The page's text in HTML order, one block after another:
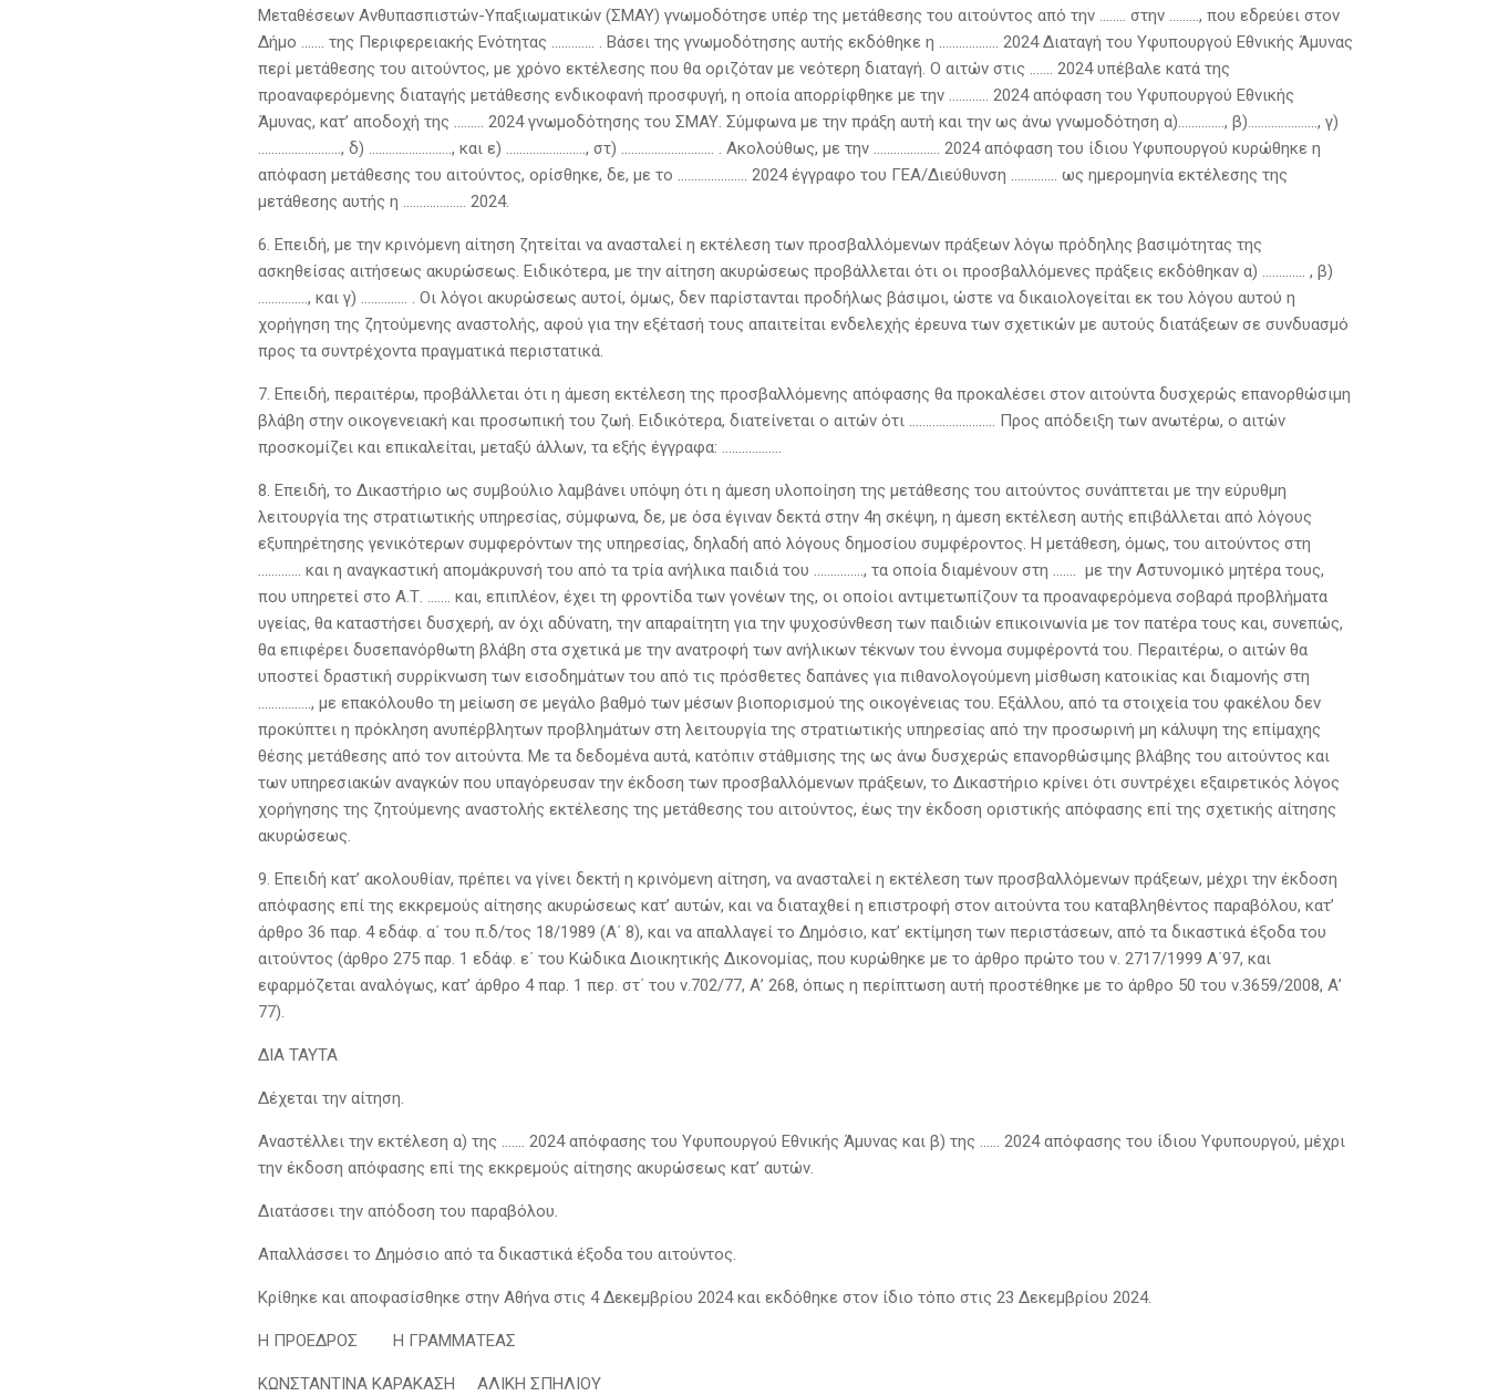
Μεταθέσεων Ανθυπασπιστών-Υπαξιωματικών (ΣΜΑΥ) γνωμοδότησε υπέρ της μετάθεσης του αιτούντος από την …….. στην ………, που εδρεύει στον
Δήμο ……. της Περιφερειακής Ενότητας …………. . Βάσει της γνωμοδότησης αυτής εκδόθηκε η ……………… 2024 Διαταγή του Υφυπουργού Εθνικής Άμυνας
περί μετάθεσης του αιτούντος, με χρόνο εκτέλεσης που θα οριζόταν με νεότερη διαταγή. Ο αιτών στις ……. 2024 υπέβαλε κατά της
προαναφερόμενης διαταγής μετάθεσης ενδικοφανή προσφυγή, η οποία απορρίφθηκε με την ………… 2024 απόφαση του Υφυπουργού Εθνικής
Άμυνας, κατ’ αποδοχή της ……… 2024 γνωμοδότησης του ΣΜΑΥ. Σύμφωνα με την πράξη αυτή και την ως άνω γνωμοδότηση α)………….., β)…………………, γ)
……………………., δ) ……………………., και ε) ……………………, στ) ………………………. . Ακολούθως, με την ……………….. 2024 απόφαση του ίδιου Υφυπουργού κυρώθηκε η
απόφαση μετάθεσης του αιτούντος, ορίσθηκε, δε, με το ………………… 2024 έγγραφο του ΓΕΑ/Διεύθυνση ………….. ως ημερομηνία εκτέλεσης της
μετάθεσης αυτής η ………………. 2024.
6. Επειδή, με την κρινόμενη αίτηση ζητείται να ανασταλεί η εκτέλεση των προσβαλλόμενων πράξεων λόγω πρόδηλης βασιμότητας της
ασκηθείσας αιτήσεως ακυρώσεως. Ειδικότερα, με την αίτηση ακυρώσεως προβάλλεται ότι οι προσβαλλόμενες πράξεις εκδόθηκαν α) …………. , β)
……………, και γ) ………….. . Οι λόγοι ακυρώσεως αυτοί, όμως, δεν παρίστανται προδήλως βάσιμοι, ώστε να δικαιολογείται εκ του λόγου αυτού η
χορήγηση της ζητούμενης αναστολής, αφού για την εξέτασή τους απαιτείται ενδελεχής έρευνα των σχετικών με αυτούς διατάξεων σε συνδυασμό
προς τα συντρέχοντα πραγματικά περιστατικά.
7. Επειδή, περαιτέρω, προβάλλεται ότι η άμεση εκτέλεση της προσβαλλόμενης απόφασης θα προκαλέσει στον αιτούντα δυσχερώς επανορθώσιμη
βλάβη στην οικογενειακή και προσωπική του ζωή. Ειδικότερα, διατείνεται ο αιτών ότι …………………….. Προς απόδειξη των ανωτέρω, ο αιτών
προσκομίζει και επικαλείται, μεταξύ άλλων, τα εξής έγγραφα: ………………
8. Επειδή, το Δικαστήριο ως συμβούλιο λαμβάνει υπόψη ότι η άμεση υλοποίηση της μετάθεσης του αιτούντος συνάπτεται με την εύρυθμη
λειτουργία της στρατιωτικής υπηρεσίας, σύμφωνα, δε, με όσα έγιναν δεκτά στην 4η σκέψη, η άμεση εκτέλεση αυτής επιβάλλεται από λόγους
εξυπηρέτησης γενικότερων συμφερόντων της υπηρεσίας, δηλαδή από λόγους δημοσίου συμφέροντος. Η μετάθεση, όμως, του αιτούντος στη
…………. και η αναγκαστική απομάκρυνσή του από τα τρία ανήλικα παιδιά του ……………, τα οποία διαμένουν στη ……. με την Αστυνομικό μητέρα τους,
που υπηρετεί στο Α.Τ. ……. και, επιπλέον, έχει τη φροντίδα των γονέων της, οι οποίοι αντιμετωπίζουν τα προαναφερόμενα σοβαρά προβλήματα
υγείας, θα καταστήσει δυσχερή, αν όχι αδύνατη, την απαραίτητη για την ψυχοσύνθεση των παιδιών επικοινωνία με τον πατέρα τους και, συνεπώς,
θα επιφέρει δυσεπανόρθωτη βλάβη στα σχετικά με την ανατροφή των ανήλικων τέκνων του έννομα συμφέροντά του. Περαιτέρω, ο αιτών θα
υποστεί δραστική συρρίκνωση των εισοδημάτων του από τις πρόσθετες δαπάνες για πιθανολογούμενη μίσθωση κατοικίας και διαμονής στη
……………., με επακόλουθο τη μείωση σε μεγάλο βαθμό των μέσων βιοπορισμού της οικογένειας του. Εξάλλου, από τα στοιχεία του φακέλου δεν
προκύπτει η πρόκληση ανυπέρβλητων προβλημάτων στη λειτουργία της στρατιωτικής υπηρεσίας από την προσωρινή μη κάλυψη της επίμαχης
θέσης μετάθεσης από τον αιτούντα. Με τα δεδομένα αυτά, κατόπιν στάθμισης της ως άνω δυσχερώς επανορθώσιμης βλάβης του αιτούντος και
των υπηρεσιακών αναγκών που υπαγόρευσαν την έκδοση των προσβαλλόμενων πράξεων, το Δικαστήριο κρίνει ότι συντρέχει εξαιρετικός λόγος
χορήγησης της ζητούμενης αναστολής εκτέλεσης της μετάθεσης του αιτούντος, έως την έκδοση οριστικής απόφασης επί της σχετικής αίτησης
ακυρώσεως.
9. Επειδή κατ’ ακολουθίαν, πρέπει να γίνει δεκτή η κρινόμενη αίτηση, να ανασταλεί η εκτέλεση των προσβαλλόμενων πράξεων, μέχρι την έκδοση
απόφασης επί της εκκρεμούς αίτησης ακυρώσεως κατ’ αυτών, και να διαταχθεί η επιστροφή στον αιτούντα του καταβληθέντος παραβόλου, κατ’
άρθρο 36 παρ. 4 εδάφ. α΄ του π.δ/τος 18/1989 (A΄ 8), και να απαλλαγεί το Δημόσιο, κατ’ εκτίμηση των περιστάσεων, από τα δικαστικά έξοδα του
αιτούντος (άρθρο 275 παρ. 1 εδάφ. ε΄ του Κώδικα Διοικητικής Δικονομίας, που κυρώθηκε με το άρθρο πρώτο του ν. 2717/1999 Α΄97, και
εφαρμόζεται αναλόγως, κατ’ άρθρο 4 παρ. 1 περ. στ΄ του ν.702/77, Α’ 268, όπως η περίπτωση αυτή προστέθηκε με το άρθρο 50 του ν.3659/2008, Α’
77).
ΔΙΑ ΤΑΥΤΑ
Δέχεται την αίτηση.
Αναστέλλει την εκτέλεση α) της ……. 2024 απόφασης του Υφυπουργού Εθνικής Άμυνας και β) της …… 2024 απόφασης του ίδιου Υφυπουργού, μέχρι
την έκδοση απόφασης επί της εκκρεμούς αίτησης ακυρώσεως κατ’ αυτών.
Διατάσσει την απόδοση του παραβόλου.
Απαλλάσσει το Δημόσιο από τα δικαστικά έξοδα του αιτούντος.
Κρίθηκε και αποφασίσθηκε στην Αθήνα στις 4 Δεκεμβρίου 2024 και εκδόθηκε στον ίδιο τόπο στις 23 Δεκεμβρίου 2024.
Η ΠΡΟΕΔΡΟΣ H ΓΡΑΜΜΑΤΕΑΣ
ΚΩΝΣΤΑΝΤΙΝΑ ΚΑΡΑΚΑΣΗ ΑΛΙΚΗ ΣΠΗΛΙΟΥ